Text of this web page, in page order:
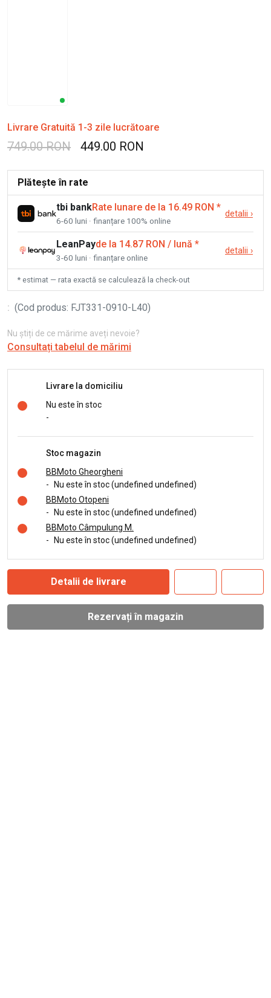
Livrare Gratuită 1-3 zile lucrătoare
749.00 RON 449.00 RON
Plătește în rate
tbi bankRate lunare de la 16.49 RON *
6-60 luni · finanțare 100% online
detalii ›
LeanPayde la 14.87 RON / lună *
3-60 luni · finanțare online
detalii ›
* estimat — rata exactă se calculează la check-out
: (Cod produs: FJT331-0910-L40)
Nu știți de ce mărime aveți nevoie?
Consultați tabelul de mărimi
Livrare la domiciliu
Nu este în stoc
-
Stoc magazin
BBMoto Gheorgheni
- Nu este în stoc (undefined undefined)
BBMoto Otopeni
- Nu este în stoc (undefined undefined)
BBMoto Câmpulung M.
- Nu este în stoc (undefined undefined)
Detalii de livrare
Rezervați în magazin